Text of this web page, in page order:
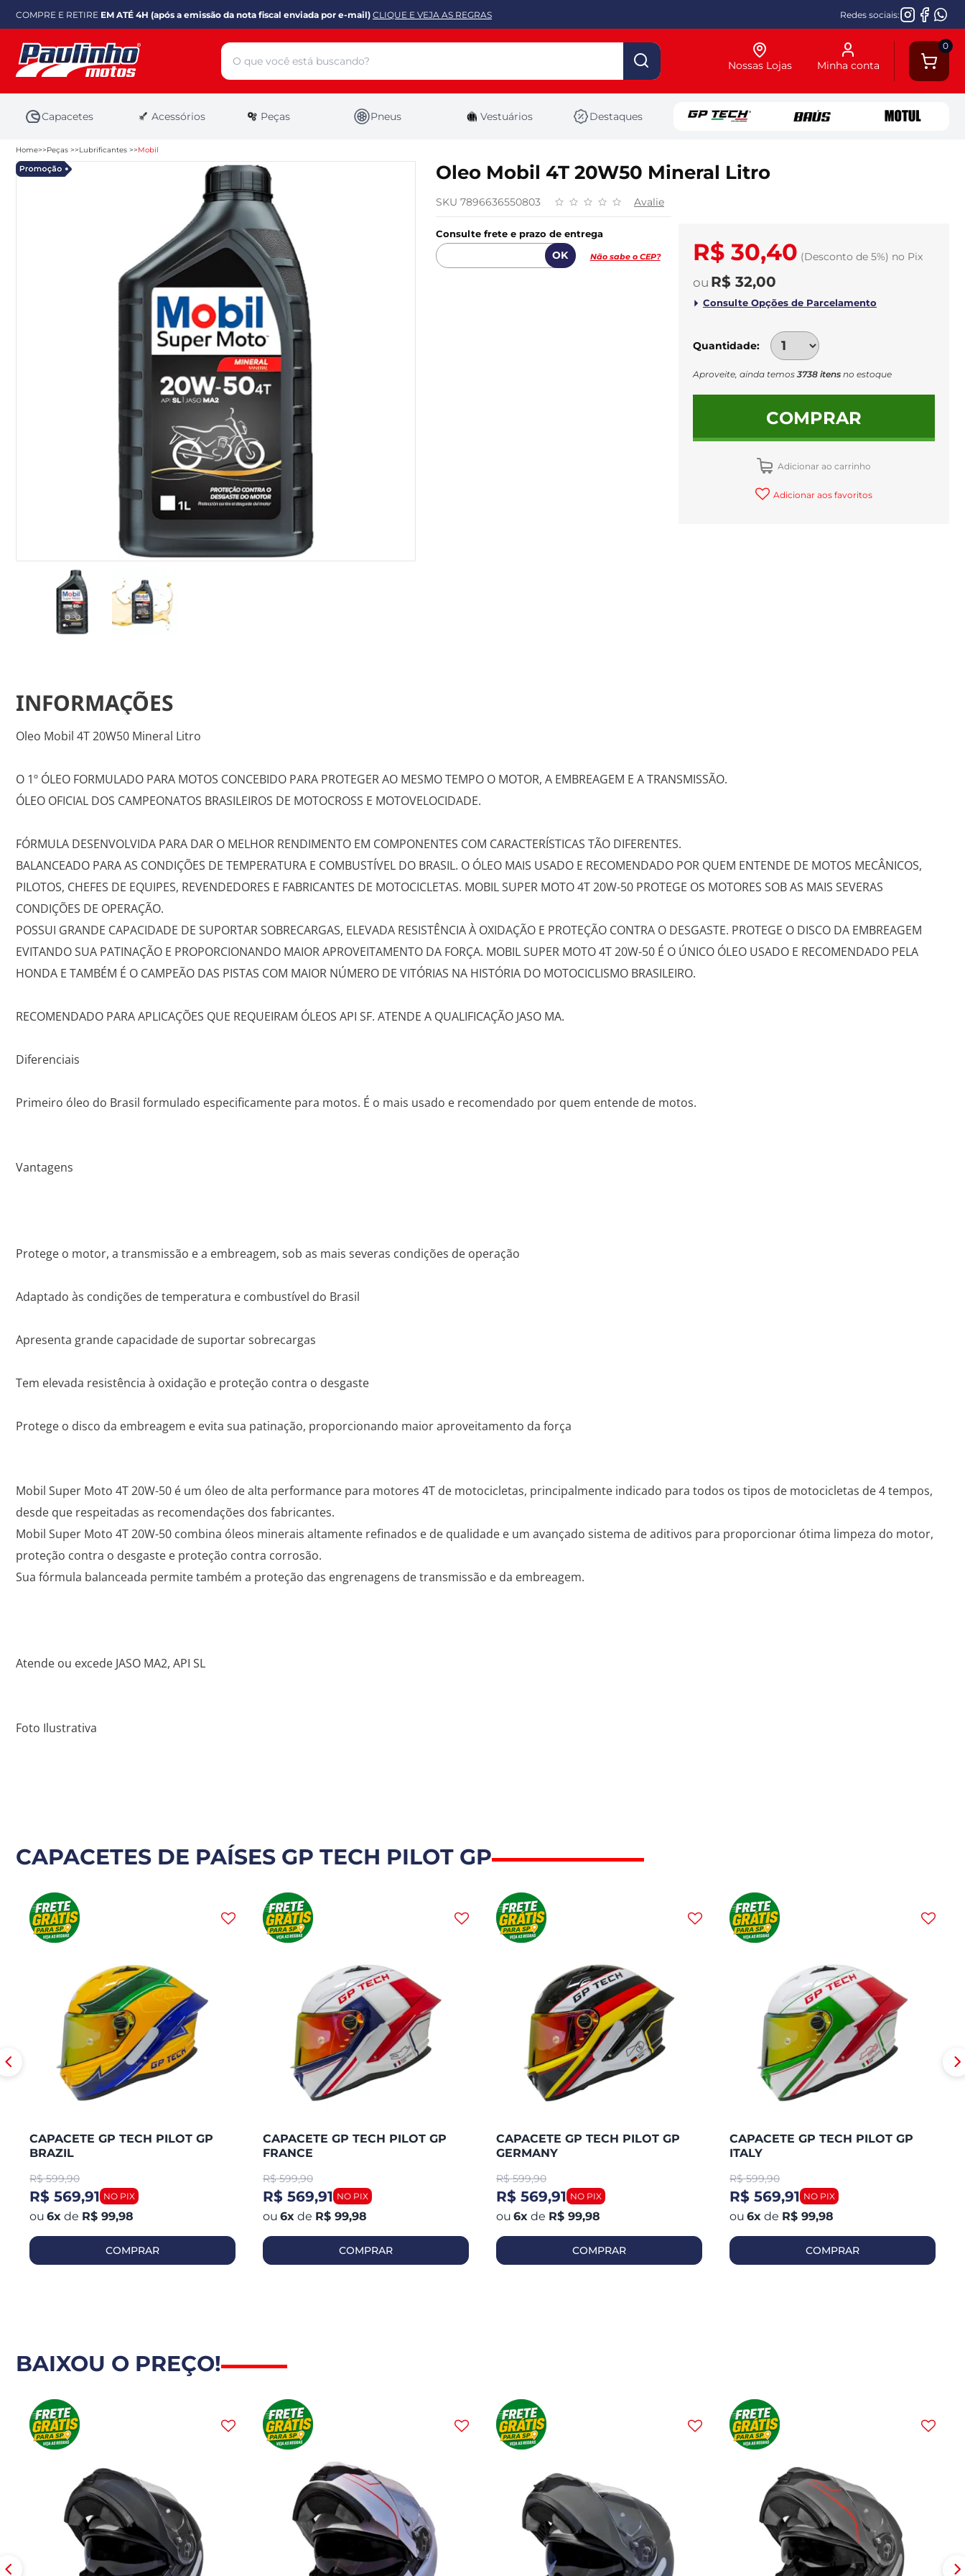
COMPRE E RETIRE EM ATÉ 4H (após a emissão da nota fiscal enviada por e-mail) CLIQUE E VEJA AS REGRAS Redes sociais:
0
Minha conta
Nossas Lojas
Capacetes Acessórios Peças Pneus Vestuários Destaques
Home Peças Lubrificantes Mobil
Oleo Mobil 4T 20W50 Mineral Litro
SKU 7896636550803 Avalie
Consulte frete e prazo de entrega
Não sabe o CEP? R$ 30,40 (Desconto de 5%) no Pix
R$ 32,00
Quantidade
Aproveite, ainda temos 3738 itens no estoque
COMPRAR
Adicionar ao carrinho
Adicionar aos favoritos
INFORMAÇÕES
Oleo Mobil 4T 20W50 Mineral Litro
O 1º ÓLEO FORMULADO PARA MOTOS CONCEBIDO PARA PROTEGER AO MESMO TEMPO O MOTOR, A EMBREAGEM E A TRANSMISSÃO.
ÓLEO OFICIAL DOS CAMPEONATOS BRASILEIROS DE MOTOCROSS E MOTOVELOCIDADE.
FÓRMULA DESENVOLVIDA PARA DAR O MELHOR RENDIMENTO EM COMPONENTES COM CARACTERÍSTICAS TÃO DIFERENTES.
BALANCEADO PARA AS CONDIÇÕES DE TEMPERATURA E COMBUSTÍVEL DO BRASIL. O ÓLEO MAIS USADO E RECOMENDADO POR QUEM ENTENDE DE MOTOS MECÂNICOS,
PILOTOS, CHEFES DE EQUIPES, REVENDEDORES E FABRICANTES DE MOTOCICLETAS. MOBIL SUPER MOTO 4T 20W-50 PROTEGE OS MOTORES SOB AS MAIS SEVERAS
CONDIÇÕES DE OPERAÇÃO.
POSSUI GRANDE CAPACIDADE DE SUPORTAR SOBRECARGAS, ELEVADA RESISTÊNCIA À OXIDAÇÃO E PROTEÇÃO CONTRA O DESGASTE. PROTEGE O DISCO DA EMBREAGEM
EVITANDO SUA PATINAÇÃO E PROPORCIONANDO MAIOR APROVEITAMENTO DA FORÇA. MOBIL SUPER MOTO 4T 20W-50 É O ÚNICO ÓLEO USADO E RECOMENDADO PELA
HONDA E TAMBÉM É O CAMPEÃO DAS PISTAS COM MAIOR NÚMERO DE VITÓRIAS NA HISTÓRIA DO MOTOCICLISMO BRASILEIRO.
RECOMENDADO PARA APLICAÇÕES QUE REQUEIRAM ÓLEOS API SF. ATENDE A QUALIFICAÇÃO JASO MA.
Diferenciais
Primeiro óleo do Brasil formulado especificamente para motos. É o mais usado e recomendado por quem entende de motos.
Vantagens
Protege o motor, a transmissão e a embreagem, sob as mais severas condições de operação
Adaptado às condições de temperatura e combustível do Brasil
Apresenta grande capacidade de suportar sobrecargas
Tem elevada resistência à oxidação e proteção contra o desgaste
Protege o disco da embreagem e evita sua patinação, proporcionando maior aproveitamento da força
Mobil Super Moto 4T 20W-50 é um óleo de alta performance para motores 4T de motocicletas, principalmente indicado para todos os tipos de motocicletas de 4 tempos,
desde que respeitadas as recomendações dos fabricantes.
Mobil Super Moto 4T 20W-50 combina óleos minerais altamente refinados e de qualidade e um avançado sistema de aditivos para proporcionar ótima limpeza do motor,
proteção contra o desgaste e proteção contra corrosão.
Sua fórmula balanceada permite também a proteção das engrenagens de transmissão e da embreagem.
Atende ou excede JASO MA2, API SL
Foto Ilustrativa
CAPACETES DE PAÍSES GP TECH PILOT GP
CAPACETE GP TECH PILOT GP
BRAZIL
R$ 599,90
R$ 569,91
6x de R$ 99,98
COMPRAR
CAPACETE GP TECH PILOT GP
FRANCE
R$ 599,90
R$ 569,91
6x de R$ 99,98
COMPRAR
CAPACETE GP TECH PILOT GP
GERMANY
R$ 599,90
R$ 569,91
6x de R$ 99,98
COMPRAR
CAPACETE GP TECH PILOT GP
ITALY
R$ 599,90
R$ 569,91
6x de R$ 99,98
COMPRAR
BAIXOU O PREÇO!